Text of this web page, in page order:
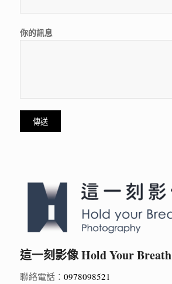
這一刻影像 Hold Your Breath
聯絡電話： 0978098521
你的訊息